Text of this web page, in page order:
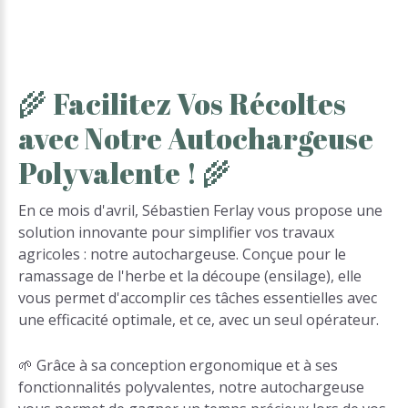
🌾 FacilitezVosRécoltes
avecNotreAutochargeuse
Polyvalente ! 🌾
En ce mois d'avril, Sébastien Ferlay vous propose une
solution innovante pour simplifier vos travaux
agricoles : notre autochargeuse. Conçue pour le
ramassage de l'herbe et la découpe (ensilage), elle
vous permet d'accomplir ces tâches essentielles avec
une efficacité optimale, et ce, avec un seul opérateur.
🌱 Grâce à sa conception ergonomique et à ses
fonctionnalités polyvalentes, notre autochargeuse